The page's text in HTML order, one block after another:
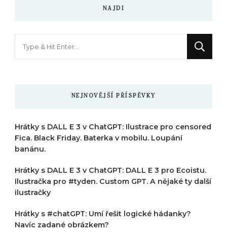
NAJDI
NEJNOVĚJŠÍ PŘÍSPĚVKY
Hrátky s DALL E 3 v ChatGPT: Ilustrace pro censored
Fica. Black Friday. Baterka v mobilu. Loupání
banánu.
Hrátky s DALL E 3 v ChatGPT: DALL E 3 pro Ecoistu.
Ilustračka pro #tyden. Custom GPT. A nějaké ty další
ilustračky
Hrátky s #chatGPT: Umí řešit logické hádanky?
Navíc zadané obrázkem?